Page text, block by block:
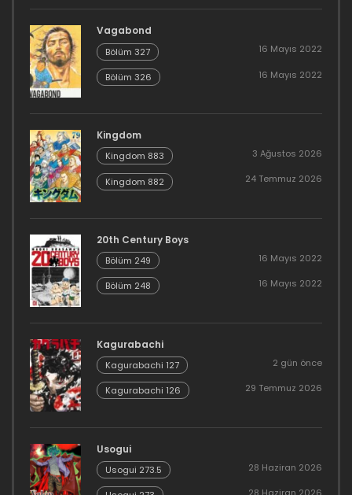
Vagabond
Bölüm 327 16 Mayıs 2022
Bölüm 326 16 Mayıs 2022
Kingdom
Kingdom 883 3 Ağustos 2026
Kingdom 882 24 Temmuz 2026
20th Century Boys
Bölüm 249 16 Mayıs 2022
Bölüm 248 16 Mayıs 2022
Kagurabachi
Kagurabachi 127 2 gün önce
Kagurabachi 126 29 Temmuz 2026
Usogui
Usogui 273.5 28 Haziran 2026